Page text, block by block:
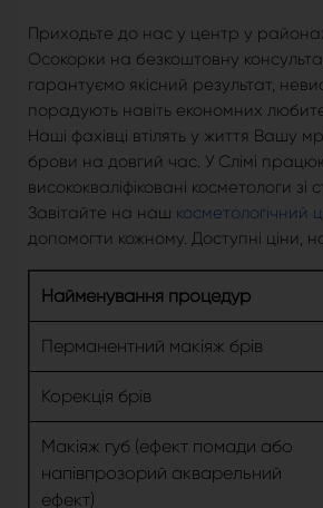
Приходьте до нас у центр у
Осокорки на безкоштовну
гарантуємо якісний результат,
порадують навіть економних
Наші фахівці втілять у життя Вашу
брови на довгий час. У Слімі
висококваліфіковані косметологи
Завітайте на наш косметологічний
допомогти кожному. Доступні ціни,
Найменування процедур
Перманентний макіяж брів
Корекція брів
Макіяж губ (ефект помади або
напівпрозорий акварельний
ефект)